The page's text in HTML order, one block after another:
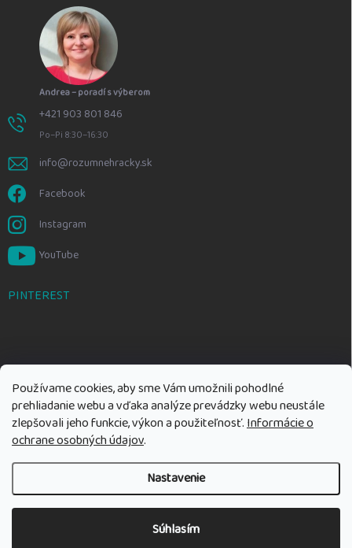
Používame cookies, aby sme Vám umožnili pohodlné
prehliadanie webu a vďaka analýze prevádzky webu neustále
zlepšovali jeho funkcie, výkon a použiteľnosť.Informácie o
ochrane osobných údajov.
Nastavenie
Súhlasím
Andrea – poradí s výberom
+421 903 801 846
Po–Pi 8:30–16:30
info@rozumnehracky.sk
Facebook
Instagram
YouTube
PINTEREST
Copyright 2026Rozumné hračky. Všetky práva vyhradené.Upraviť
nastavenie cookies